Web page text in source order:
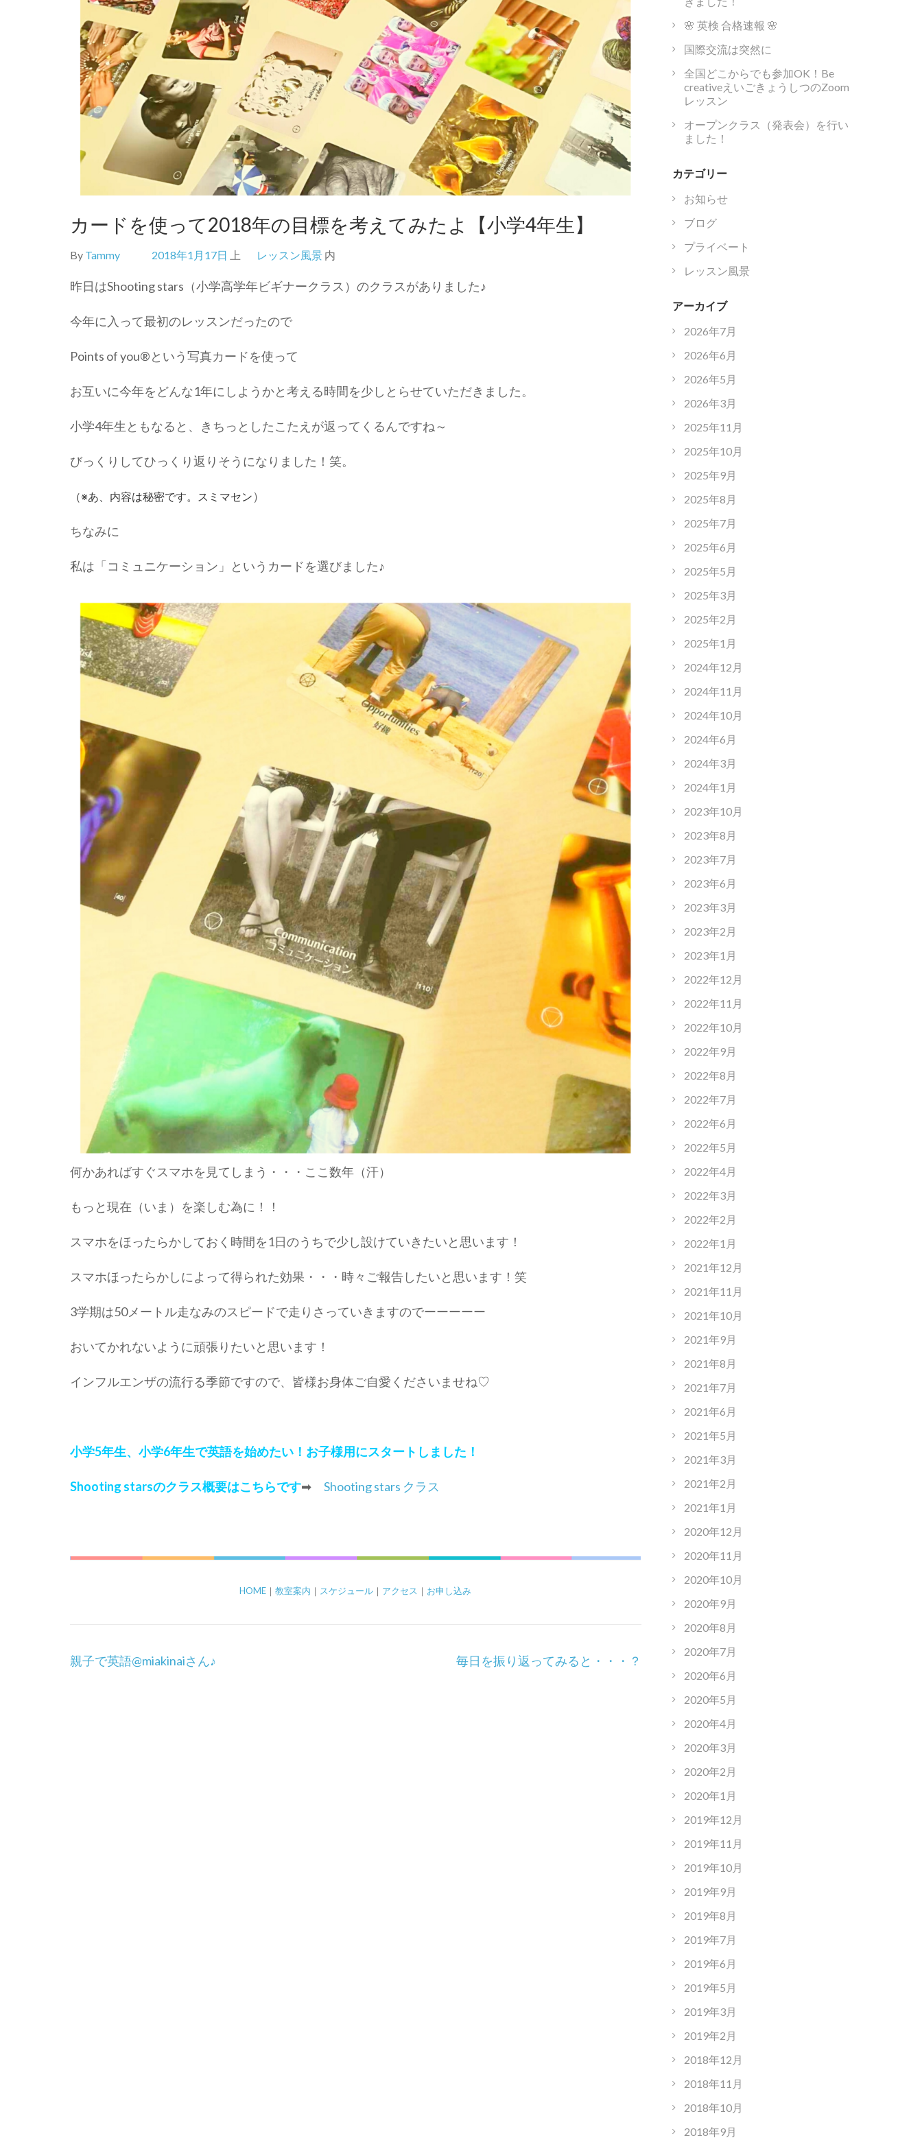
カードを使って2018年の目標を考えてみたよ【小学4年生】
By Tammy 2018年1月17日 上 レッスン風景 内
昨日はShooting stars（小学高学年ビギナークラス）のクラスがありました♪
今年に入って最初のレッスンだったので
Points of you®という写真カードを使って
お互いに今年をどんな1年にしようかと考える時間を少しとらせていただきました。
小学4年生ともなると、きちっとしたこたえが返ってくるんですね～
びっくりしてひっくり返りそうになりました！笑。
（※あ、内容は秘密です。スミマセン ）
ちなみに
私は「コミュニケーション」というカードを選びました♪
何かあればすぐスマホを見てしまう・・・ここ数年（汗）
もっと現在（いま）を楽しむ為に！！
スマホをほったらかしておく時間を1日のうちで少し設けていきたいと思います！
スマホほったらかしによって得られた効果・・・時々ご報告したいと思います！笑
3学期は50メートル走なみのスピードで走りさっていきますのでーーーーー
おいてかれないように頑張りたいと思います！
インフルエンザの流行る季節ですので、皆様お身体ご自愛くださいませね♡
小学5年生、小学6年生で英語を始めたい！お子様用にスタートしました！
Shooting starsのクラス概要はこちらです➡ Shooting stars クラス
HOME ｜教室案内 ｜ スケジュール ｜ アクセス ｜ お申し込み
投
親子で英語@miakinaiさん♪ 毎日を振り返ってみると・・・？
🌸 英検 合格速報 🌸
国際交流は突然に
全国どこからでも参加OK！Be
creativeえいごきょうしつのZoom
レッスン
オープンクラス（発表会）を行い
ました！
カテゴリー
お知らせ
ブログ
プライベート
レッスン風景
アーカイブ
2026年7月
2026年6月
2026年5月
2026年3月
2025年11月
2025年10月
2025年9月
2025年8月
2025年7月
2025年6月
2025年5月
2025年3月
2025年2月
2025年1月
2024年12月
2024年11月
2024年10月
2024年6月
2024年3月
2024年1月
2023年10月
2023年8月
2023年7月
2023年6月
2023年3月
2023年2月
2023年1月
2022年12月
2022年11月
2022年10月
2022年9月
2022年8月
2022年7月
2022年6月
2022年5月
2022年4月
2022年3月
2022年2月
2022年1月
2021年12月
2021年11月
2021年10月
2021年9月
2021年8月
2021年7月
2021年6月
2021年5月
2021年3月
2021年2月
2021年1月
2020年12月
2020年11月
2020年10月
2020年9月
2020年8月
2020年7月
2020年6月
2020年5月
2020年4月
2020年3月
2020年2月
2020年1月
2019年12月
2019年11月
2019年10月
2019年9月
2019年8月
2019年7月
2019年6月
2019年5月
2019年3月
2019年2月
2018年12月
2018年11月
2018年10月
2018年9月